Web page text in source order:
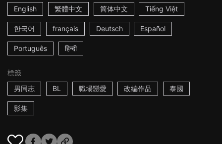
English
繁體中文 简体中文 Tiếng Việt
한국어 français Deutsch Español
Português हिन्दी
標籤
男同志
BL 職場戀愛 改編作品 泰國
影集